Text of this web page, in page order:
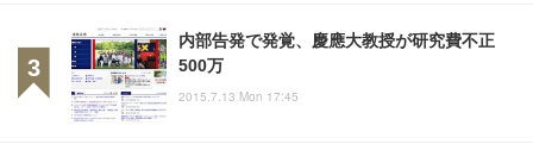
内部告発で発覚、慶應大教授が研究費不正
500万
2015.7.13 Mon 17:45